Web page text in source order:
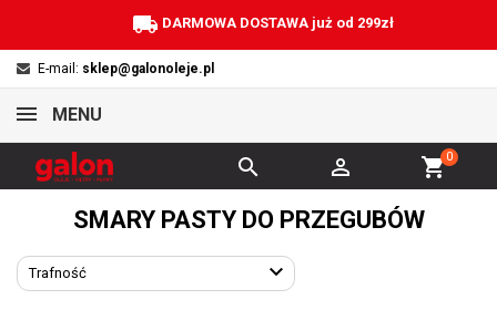
local_shipping DARMOWA DOSTAWA już od 299zł
E-mail: sklep@galonoleje.pl
MENU
shopping_cart0


SMARY PASTY DO PRZEGUBÓW
Trafność 